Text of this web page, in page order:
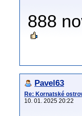
888
Pavel63
Re: Kornatské
10. 01. 2025 20:22